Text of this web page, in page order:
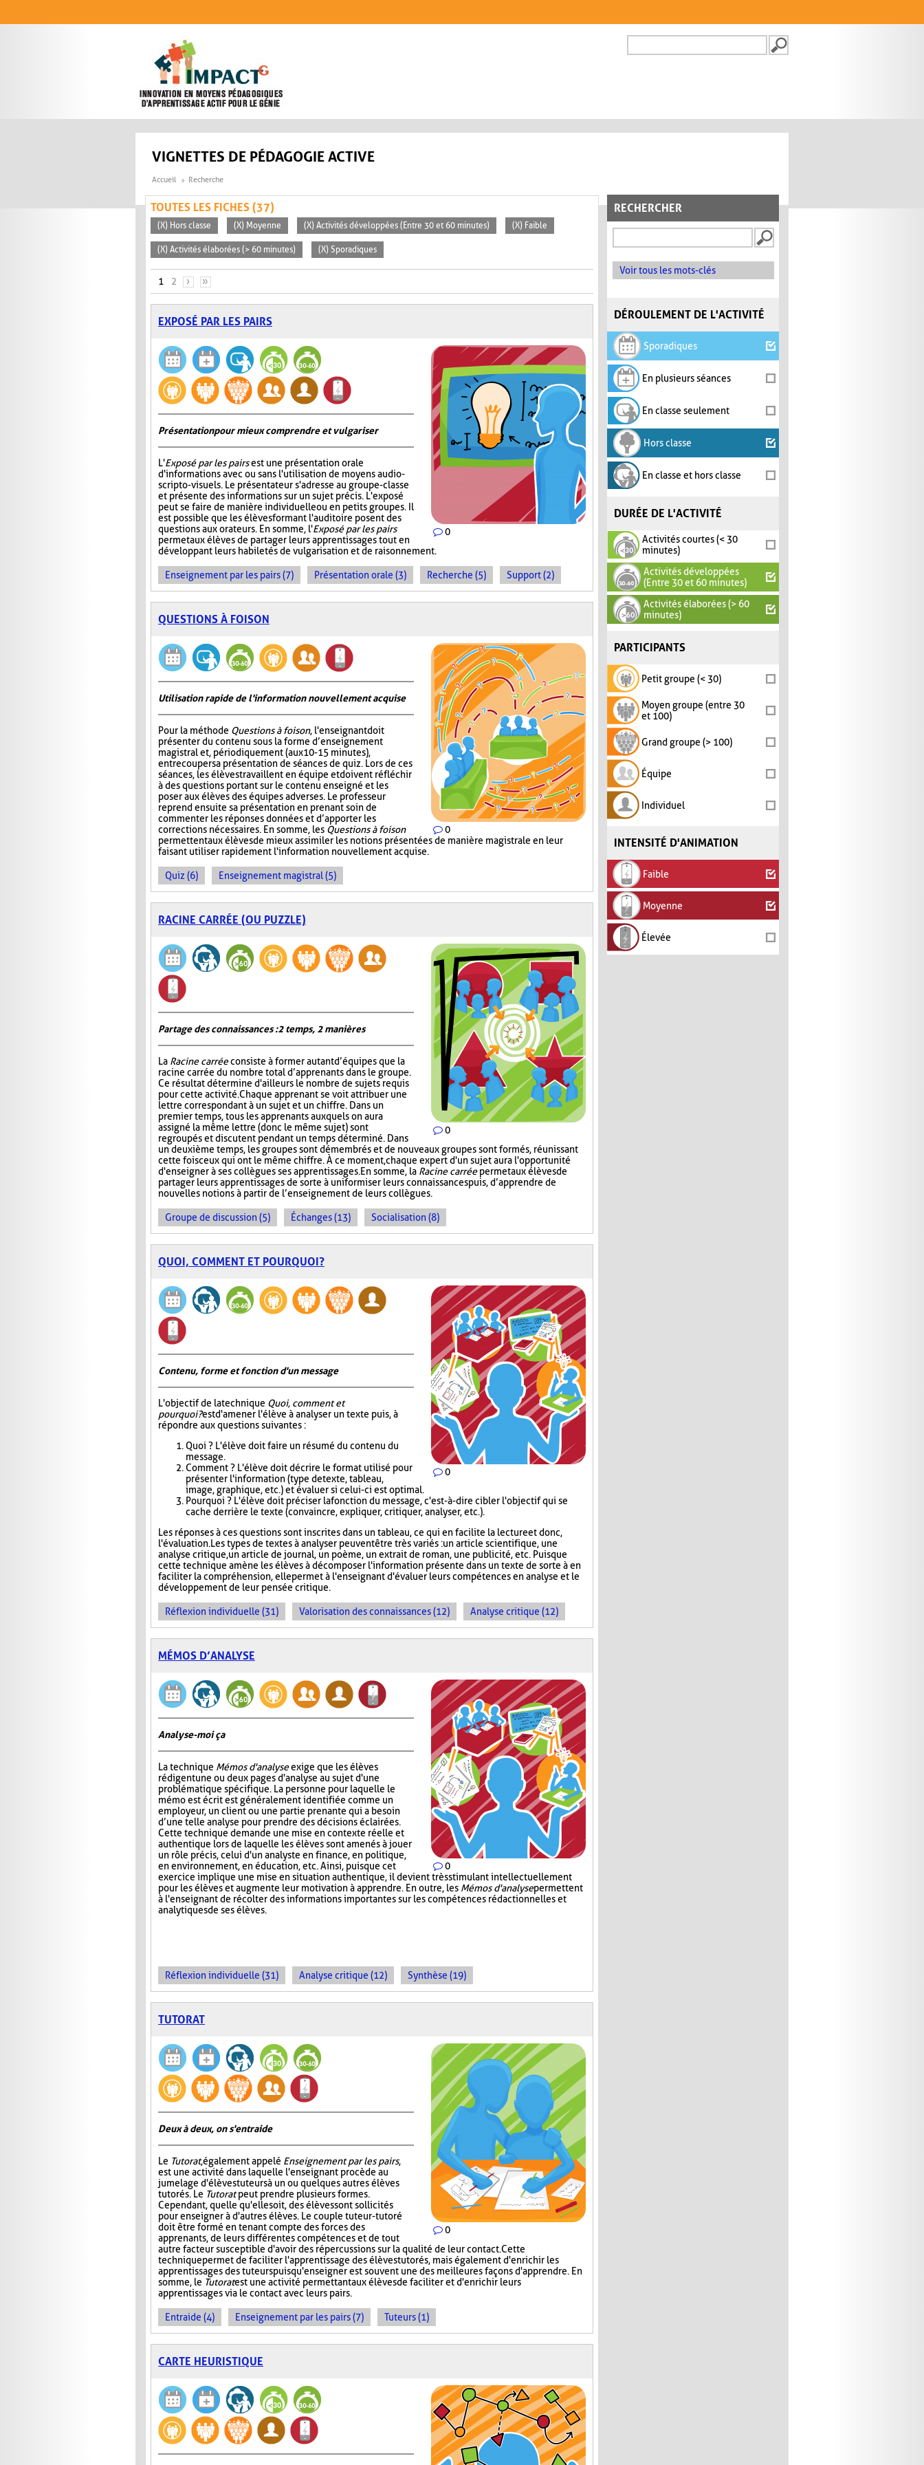
FORMULAIRE DE
VIGNETTES DE PÉDAGOGIE ACTIVE
Accueil Recherche
RECHERCHER
Voir tous les mots-clés
DÉROULEMENT DE L'ACTIVITÉ
Sporadiques
En plusieurs séances
En classe seulement
Hors classe
En classe et hors classe
DURÉE DE L'ACTIVITÉ
Activités courtes (< 30
minutes)
Activités développées
(Entre 30 et 60 minutes)
Activités élaborées (> 60
minutes)
PARTICIPANTS
Petit groupe (< 30)
Moyen groupe (entre 30
et 100)
Grand groupe (> 100)
Équipe
Individuel
INTENSITÉ D'ANIMATION
Faible
Moyenne
Élevée
TOUTES LES FICHES (37)
(X) Hors classe (X) Moyenne (X) Activités développées (Entre 30 et 60 minutes) (X) Faible
(X) Activités élaborées (> 60 minutes) (X) Sporadiques
PAGES
1 2 › »
EXPOSÉ PAR LES PAIRS
0
Présentation pour mieux comprendre et vulgariser
L'Exposé par les pairsest une présentation orale
d'informations avec ou sans l'utilisation de moyens audio-
scripto-visuels. Le présentateur s'adresse au groupe-classe
et présente des informations sur un sujet précis. L'exposé
peut se faire de manière individuelle ou en petits groupes. Il
est possible que les élèves formant l'auditoire posent des
questions aux orateurs. En somme, l'Exposé par les pairs
permet aux élèves de partager leurs apprentissages tout en
développant leurs habiletés de vulgarisation et de raisonnement.
Enseignement par les pairs (7) Présentation orale (3) Recherche (5) Support (2)
QUESTIONS À FOISON
0
Utilisation rapide de l'information nouvellement acquise
Pour la méthode Questions à foison, l'enseignant doit
présenter du contenu sous la forme d’enseignement
magistral et, périodiquement (aux 10-15 minutes),
entrecouper sa présentation de séances de quiz. Lors de ces
séances, les élèves travaillent en équipe et doivent réfléchir
à des questions portant sur le contenu enseigné et les
poser aux élèves des équipes adverses. Le professeur
reprend ensuite sa présentation en prenant soin de
commenter les réponses données et d’apporter les
corrections nécessaires. En somme, les Questions à foison
permettent aux élèves de mieux assimiler les notions présentées de manière magistrale en leur
faisant utiliser rapidement l'information nouvellement acquise.
Quiz (6) Enseignement magistral (5)
RACINE CARRÉE (OU PUZZLE)
0
Partage des connaissances : 2 temps, 2 manières
La Racine carréeconsiste à former autant d’équipes que la
racine carrée du nombre total d’apprenants dans le groupe.
Ce résultat détermine d'ailleurs le nombre de sujets requis
pour cette activité. Chaque apprenant se voit attribuer une
lettre correspondant à un sujet et un chiffre. Dans un
premier temps, tous les apprenants auxquels on aura
assigné la même lettre (donc le même sujet) sont
regroupés et discutent pendant un temps déterminé. Dans
un deuxième temps, les groupes sont démembrés et de nouveaux groupes sont formés, réunissant
cette fois ceux qui ont le même chiffre. À ce moment, chaque expert d'un sujet aura l'opportunité
d'enseigner à ses collègues ses apprentissages. En somme, la Racine carréepermet aux élèves de
partager leurs apprentissages de sorte à uniformiser leurs connaissances puis, d’apprendre de
nouvelles notions à partir de l’enseignement de leurs collègues.
Groupe de discussion (5) Échanges (13) Socialisation (8)
QUOI, COMMENT ET POURQUOI?
0
Contenu, forme et fonction d'un message
L'objectif de la technique Quoi, comment et
pourquoi?est d'amener l'élève à analyser un texte puis, à
répondre aux questions suivantes :
Quoi ? L'élève doit faire un résumé du contenu du
message.
Comment ? L'élève doit décrire le format utilisé pour
présenter l'information (type de texte, tableau,
image, graphique, etc.) et évaluer si celui-ci est optimal.
Pourquoi ? L'élève doit préciser la fonction du message, c'est-à-dire cibler l'objectif qui se
cache derrière le texte (convaincre, expliquer, critiquer, analyser, etc.).
Les réponses à ces questions sont inscrites dans un tableau, ce qui en facilite la lecture et donc,
l'évaluation. Les types de textes à analyser peuvent être très variés : un article scientifique, une
analyse critique, un article de journal, un poème, un extrait de roman, une publicité, etc. Puisque
cette technique amène les élèves à décomposer l'information présente dans un texte de sorte à en
faciliter la compréhension, elle permet à l'enseignant d'évaluer leurs compétences en analyse et le
développement de leur pensée critique.
Réflexion individuelle (31) Valorisation des connaissances (12) Analyse critique (12)
MÉMOS D’ANALYSE
0
Analyse-moi ça
La technique Mémos d'analyseexige que les élèves
rédigent une ou deux pages d'analyse au sujet d'une
problématique spécifique. La personne pour laquelle le
mémo est écrit est généralement identifiée comme un
employeur, un client ou une partie prenante qui a besoin
d’une telle analyse pour prendre des décisions éclairées.
Cette technique demande une mise en contexte réelle et
authentique lors de laquelle les élèves sont amenés à jouer
un rôle précis, celui d'un analyste en finance, en politique,
en environnement, en éducation, etc. Ainsi, puisque cet
exercice implique une mise en situation authentique, il devient très stimulant intellectuellement
pour les élèves et augmente leur motivation à apprendre. En outre, les Mémos d'analysepermettent
à l'enseignant de récolter des informations importantes sur les compétences rédactionnelles et
analytiques de ses élèves.
Réflexion individuelle (31) Analyse critique (12) Synthèse (19)
TUTORAT
0
Deux à deux, on s'entraide
Le Tutorat, également appelé Enseignement par les pairs,
est une activité dans laquelle l'enseignant procède au
jumelage d'élèves tuteurs à un ou quelques autres élèves
tutorés. Le Tutoratpeut prendre plusieurs formes.
Cependant, quelle qu'elle soit, des élèves sont sollicités
pour enseigner à d'autres élèves. Le couple tuteur-tutoré
doit être formé en tenant compte des forces des
apprenants, de leurs différentes compétences et de tout
autre facteur susceptible d'avoir des répercussions sur la qualité de leur contact. Cette
technique permet de faciliter l'apprentissage des élèves tutorés, mais également d'enrichir les
apprentissages des tuteurs puisqu'enseigner est souvent une des meilleures façons d'apprendre. En
somme, le Tutoratest une activité permettant aux élèves de faciliter et d'enrichir leurs
apprentissages via le contact avec leurs pairs.
Entraide (4) Enseignement par les pairs (7) Tuteurs (1)
CARTE HEURISTIQUE